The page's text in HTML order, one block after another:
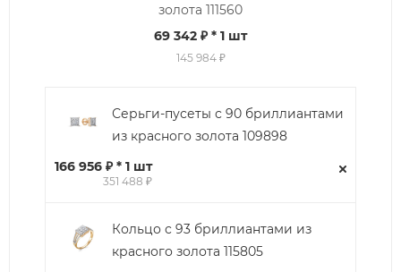
золота 111560
69 342 ₽ * 1 шт
145 984 ₽
Серьги-пусеты с 90 бриллиантами
из красного золота 109898
166 956 ₽ * 1 шт
351 488 ₽
Кольцо с 93 бриллиантами из
красного золота 115805